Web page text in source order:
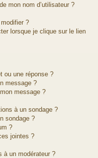
mon nom d’utilisateur ?
?
lorsque je clique sur le lien
ou une réponse ?
message ?
message ?
à un sondage ?
sondage ?
?
jointes ?
à un modérateur ?